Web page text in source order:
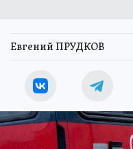
Евгений ПРУДКОВ